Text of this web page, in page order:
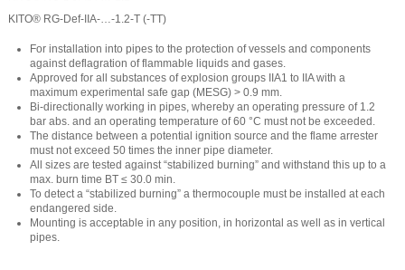
KITO® RG-Def-IIA-…-1.2-T (-TT)
For installation into pipes to the protection of vessels and components
against deflagration of flammable liquids and gases.
Approved for all substances of explosion groups IIA1 to IIA with a
maximum experimental safe gap (MESG) > 0.9 mm.
Bi-directionally working in pipes, whereby an operating pressure of 1.2
bar abs. and an operating temperature of 60 °C must not be exceeded.
The distance between a potential ignition source and the flame arrester
must not exceed 50 times the inner pipe diameter.
All sizes are tested against “stabilized burning” and withstand this up to a
max. burn time BT ≤ 30.0 min.
To detect a “stabilized burning” a thermocouple must be installed at each
endangered side.
Mounting is acceptable in any position, in horizontal as well as in vertical
pipes.